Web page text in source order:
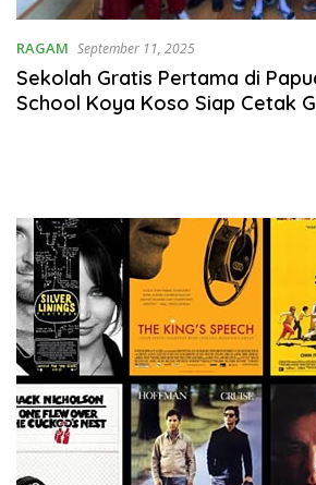
RAGAM September 11, 2025
Sekolah Gratis Pertama di
School Koya Koso Siap Cetak